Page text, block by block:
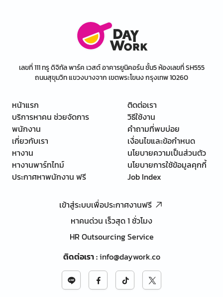
เลขที่ 111 ทรู ดิจิทัล พาร์ค เวสต์ อาคารยูนิคอร์น ชั้น5 ห้องเลขที่ SH555
ถนนสุขุมวิท แขวงบางจาก เขตพระโขนง กรุงเทพ 10260
หน้าแรก
บริการหาคน ช่วยจัดการ
พนักงาน
เกี่ยวกับเรา
หางาน
หางานพาร์ทไทม์
ประกาศหาพนักงาน ฟรี
ติดต่อเรา
วิธีใช้งาน
คำถามที่พบบ่อย
เงื่อนไขและข้อกำหนด
นโยบายความเป็นส่วนตัว
นโยบายการใช้ข้อมูลคุกกี้
Job Index
เข้าสู่ระบบเพื่อประกาศงานฟรี
หาคนด่วน เร็วสุด 1 ชั่วโมง
HR Outsourcing Service
ติดต่อเรา:info@daywork.co